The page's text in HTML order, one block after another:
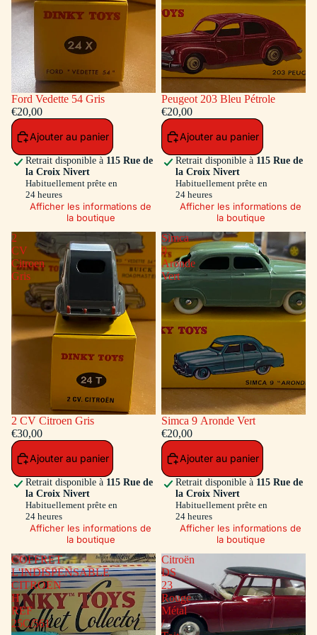
Ford Vedette 54 Gris
€20,00
Ajouter au panier
Retrait disponible à 115 Rue de
la Croix Nivert
Habituellement prête en
24 heures
Afficher les informations de
la boutique
Peugeot 203 Bleu Pétrole
€20,00
Ajouter au panier
Retrait disponible à 115 Rue de
la Croix Nivert
Habituellement prête en
24 heures
Afficher les informations de
la boutique
2
CV
Citroen
Gris
2 CV Citroen Gris
€30,00
Ajouter au panier
Retrait disponible à 115 Rue de
la Croix Nivert
Habituellement prête en
24 heures
Afficher les informations de
la boutique
Simca
9
Aronde
Vert
Simca 9 Aronde Vert
€20,00
Ajouter au panier
Retrait disponible à 115 Rue de
la Croix Nivert
Habituellement prête en
24 heures
Afficher les informations de
la boutique
COFFRET
L'INDISPENSABLE
CITROEN
H
REF
25C/561
Citroën
DS
23
Rouge
Métal
/